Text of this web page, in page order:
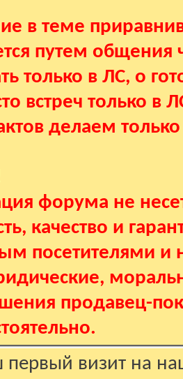
в теме
путем
только в ЛС, о
встреч только в
делаем
форума не
качество и
посетителями и
продавец-
первый визит на